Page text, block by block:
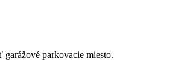
parkovacie miesto.